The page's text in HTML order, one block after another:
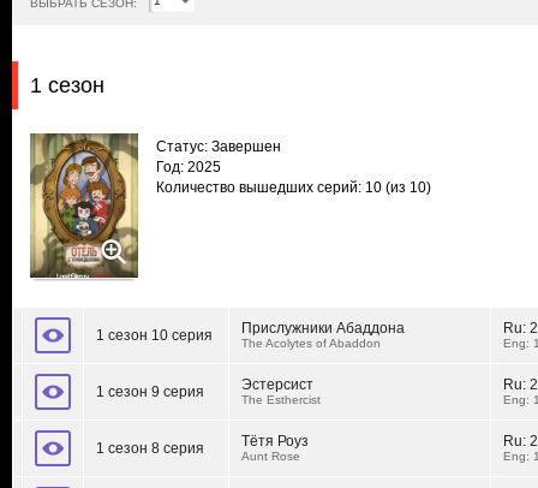
ВЫБРАТЬ СЕЗОН:
1 сезон
Статус: Завершен
Год: 2025
Количество вышедших серий: 10 (из 10)
1 сезон 10 серия Прислужники Абаддона
The Acolytes of Abaddon
Ru:
Eng:
1 сезон 9 серия Эстерсист
The Esthercist
Ru:
Eng:
1 сезон 8 серия Тётя Роуз
Aunt Rose
Ru:
Eng: